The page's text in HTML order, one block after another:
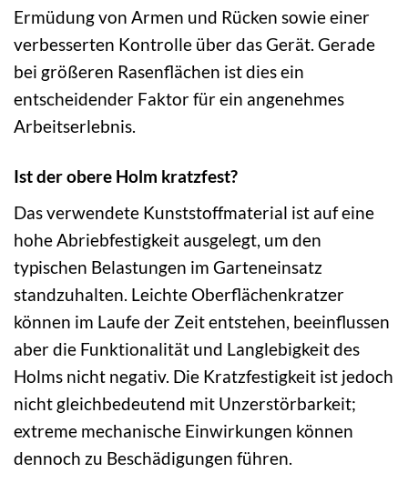
Ermüdung von Armen und Rücken sowie einer
verbesserten Kontrolle über das Gerät. Gerade
bei größeren Rasenflächen ist dies ein
entscheidender Faktor für ein angenehmes
Arbeitserlebnis.
Ist der obere Holm kratzfest?
Das verwendete Kunststoffmaterial ist auf eine
hohe Abriebfestigkeit ausgelegt, um den
typischen Belastungen im Garteneinsatz
standzuhalten. Leichte Oberflächenkratzer
können im Laufe der Zeit entstehen, beeinflussen
aber die Funktionalität und Langlebigkeit des
Holms nicht negativ. Die Kratzfestigkeit ist jedoch
nicht gleichbedeutend mit Unzerstörbarkeit;
extreme mechanische Einwirkungen können
dennoch zu Beschädigungen führen.